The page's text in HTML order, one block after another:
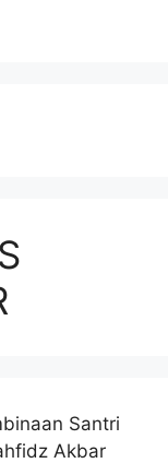
Santri
Akbar